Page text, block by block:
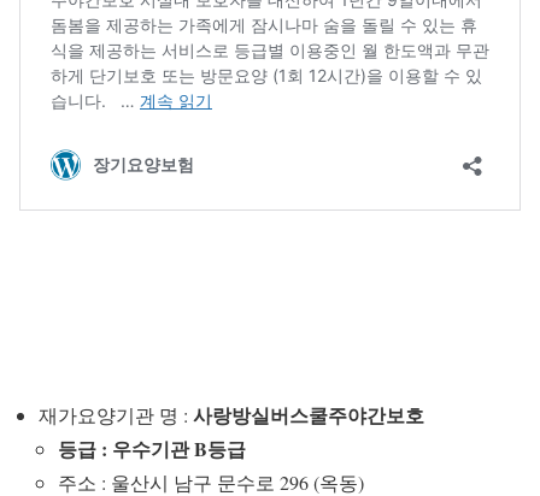
재가요양기관 명 : 사랑방실버스쿨주야간보호
등급 : 우수기관 B등급
주소 : 울산시 남구 문수로 296 (옥동)